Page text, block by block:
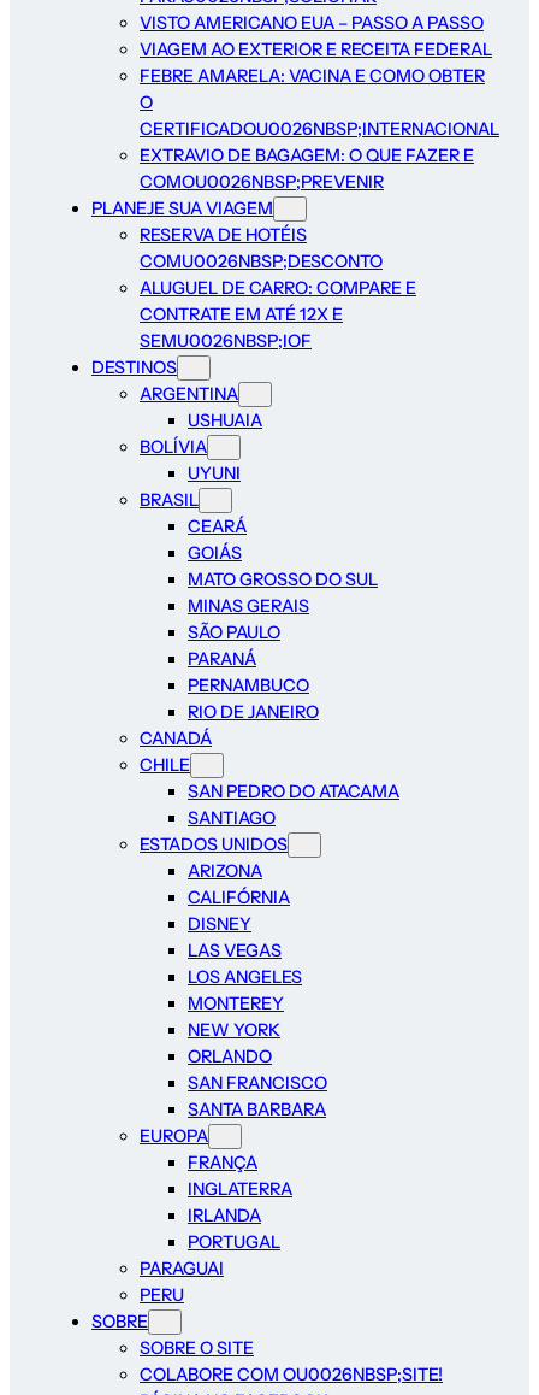
VISTO AMERICANO EUA – PASSO A PASSO
VIAGEM AO EXTERIOR E RECEITA FEDERAL
FEBRE AMARELA: VACINA E COMO OBTER
O
CERTIFICADOU0026NBSP;INTERNACIONAL
EXTRAVIO DE BAGAGEM: O QUE FAZER E
COMOU0026NBSP;PREVENIR
PLANEJE SUA VIAGEM
RESERVA DE HOTÉIS
COMU0026NBSP;DESCONTO
ALUGUEL DE CARRO: COMPARE E
CONTRATE EM ATÉ 12X E
SEMU0026NBSP;IOF
DESTINOS
ARGENTINA
USHUAIA
BOLÍVIA
UYUNI
BRASIL
CEARÁ
GOIÁS
MATO GROSSO DO SUL
MINAS GERAIS
SÃO PAULO
PARANÁ
PERNAMBUCO
RIO DE JANEIRO
CANADÁ
CHILE
SAN PEDRO DO ATACAMA
SANTIAGO
ESTADOS UNIDOS
ARIZONA
CALIFÓRNIA
DISNEY
LAS VEGAS
LOS ANGELES
MONTEREY
NEW YORK
ORLANDO
SAN FRANCISCO
SANTA BARBARA
EUROPA
FRANÇA
INGLATERRA
IRLANDA
PORTUGAL
PARAGUAI
PERU
SOBRE
SOBRE O SITE
COLABORE COM OU0026NBSP;SITE!